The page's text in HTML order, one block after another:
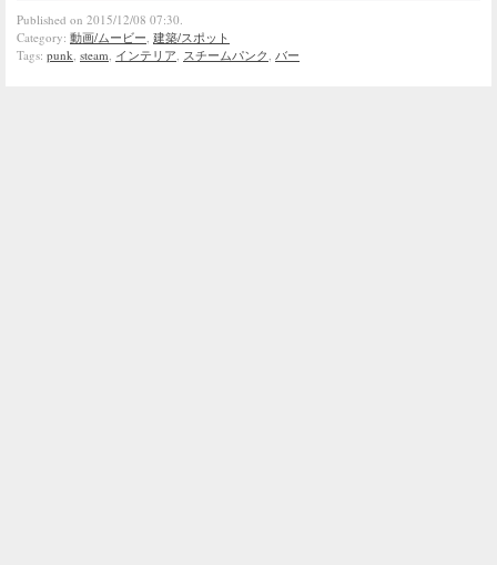
Published on 2015/12/08 07:30.
Category: 動画/ムービー 建築/スポット
Tags: punk steam インテリア スチームパンク バー